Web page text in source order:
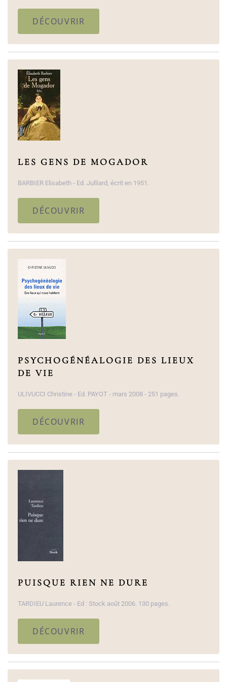
DÉCOUVRIR
LES GENS DE MOGADOR
BARBIER Elisabeth - Ed. Julliard, écrit en 1951.
DÉCOUVRIR
PSYCHOGÉNÉALOGIE DES LIEUX
DE VIE
ULIVUCCI Christine - Ed. PAYOT - mars 2008 - 251 pages.
DÉCOUVRIR
PUISQUE RIEN NE DURE
TARDIEU Laurence - Ed : Stock août 2006. 130 pages.
DÉCOUVRIR